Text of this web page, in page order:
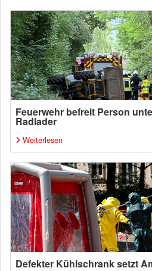
Feuerwehr befreit Person
Radlader
Weiterlesen
Defekter Kühlschrank setzt